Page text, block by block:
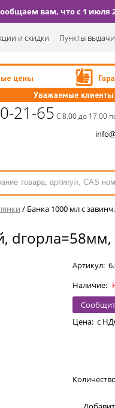
вам, что с 1 июля
и скидки Пункты
21-65 С 8.00 до 17.00
/ Банка 1000 мл с
Артикул:
Наличие:
Цена: с